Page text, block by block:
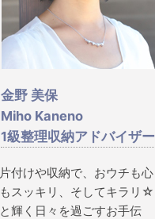
金野 美保
Miho Kaneno
1級整理収納アドバイザー
片付けや収納で、おウチも心
もスッキリ、そしてキラリ☆
と輝く日々を過ごすお手伝